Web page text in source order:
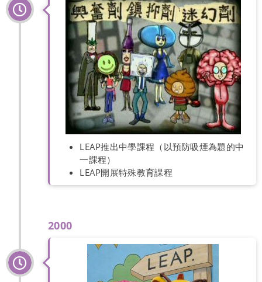
LEAP推出中學課程（以預防吸煙為題的中
一課程）
LEAP開展特殊教育課程
2000